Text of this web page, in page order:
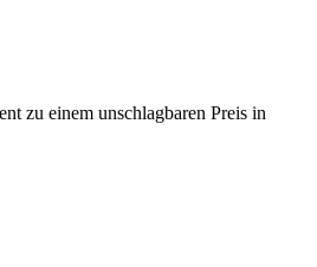
zu einem unschlagbaren Preis in